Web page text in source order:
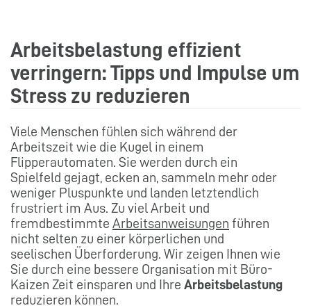
Arbeitsbelastung effizient
verringern: Tipps und Impulse um
Stress zu reduzieren
Viele Menschen fühlen sich während der
Arbeitszeit wie die Kugel in einem
Flipperautomaten. Sie werden durch ein
Spielfeld gejagt, ecken an, sammeln mehr oder
weniger Pluspunkte und landen letztendlich
frustriert im Aus. Zu viel Arbeit und
fremdbestimmte Arbeitsanweisungen führen
nicht selten zu einer körperlichen und
seelischen Überforderung. Wir zeigen Ihnen wie
Sie durch eine bessere Organisation mit Büro-
Kaizen Zeit einsparen und Ihre Arbeitsbelastung
reduzieren können.